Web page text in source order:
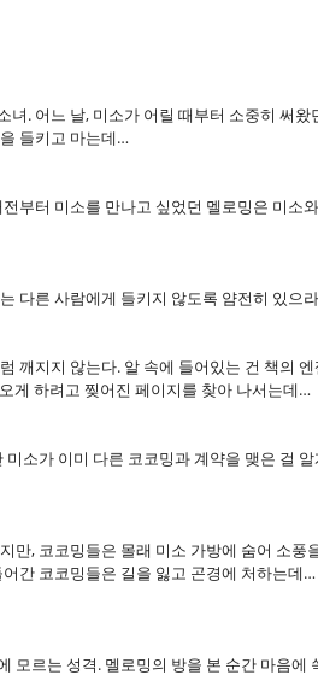
. 어느 날, 미소가 어릴 때부터 소중히 써
들키고 마는데…
부터 미소를 만나고 싶었던 멜로밍은 미
다른 사람에게 들키지 않도록 얌전히 있
깨지지 않는다. 알 속에 들어있는 건 책의
게 하려고 찢어진 페이지를 찾아 나서는데…
소가 이미 다른 코코밍과 계약을 맺은 걸
만, 코코밍들은 몰래 미소 가방에 숨어 소
간 코코밍들은 길을 잃고 곤경에 처하는데…
모르는 성격. 멜로밍의 방을 본 순간 마음